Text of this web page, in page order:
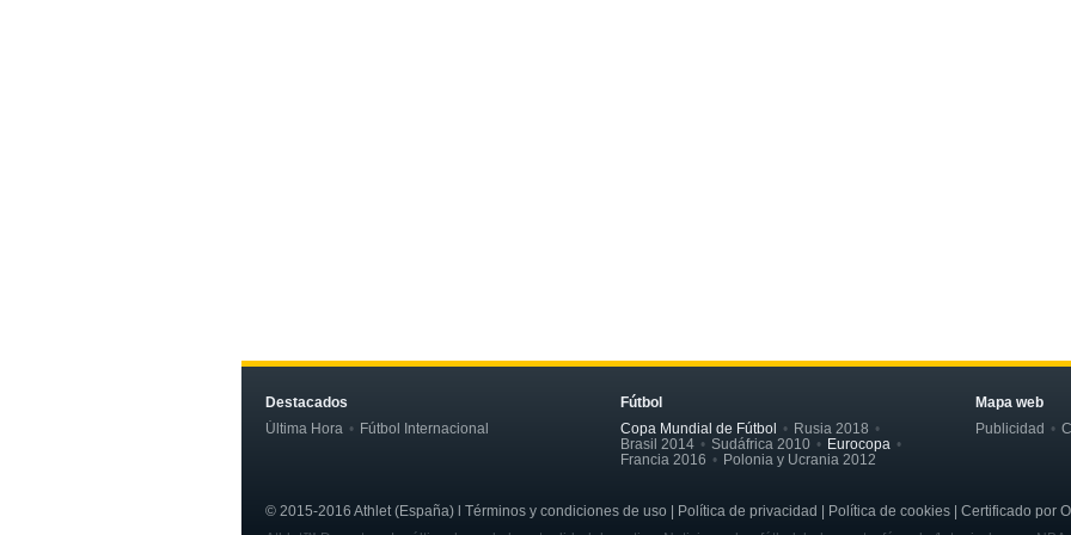
Destacados
Última Hora
Fútbol Internacional
Fútbol
Copa Mundial de Fútbol
Rusia 2018
Brasil 2014
Sudáfrica 2010
Eurocopa
Francia 2016
Polonia y Ucrania 2012
Mapa web
Publicidad
© 2015-2016 Athlet (España) l Términos y condiciones de uso | Política de privacidad | Política de cookies | Certificado por